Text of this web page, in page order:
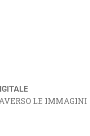
LE IMMAGINI